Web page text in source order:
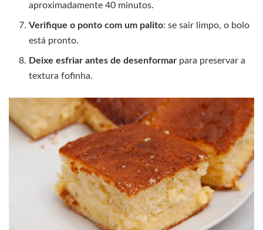
aproximadamente 40 minutos.
Verifique o ponto com um palito: se sair limpo, o bolo
está pronto.
Deixe esfriar antes de desenformar para preservar a
textura fofinha.